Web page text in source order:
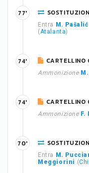
Entra M. Pašalić
(Atalanta)
77'
CARTELLINO
Ammonizione
74'
CARTELLINO
Ammonizione F.
74'
Entra M.
Meggiorini (
70'